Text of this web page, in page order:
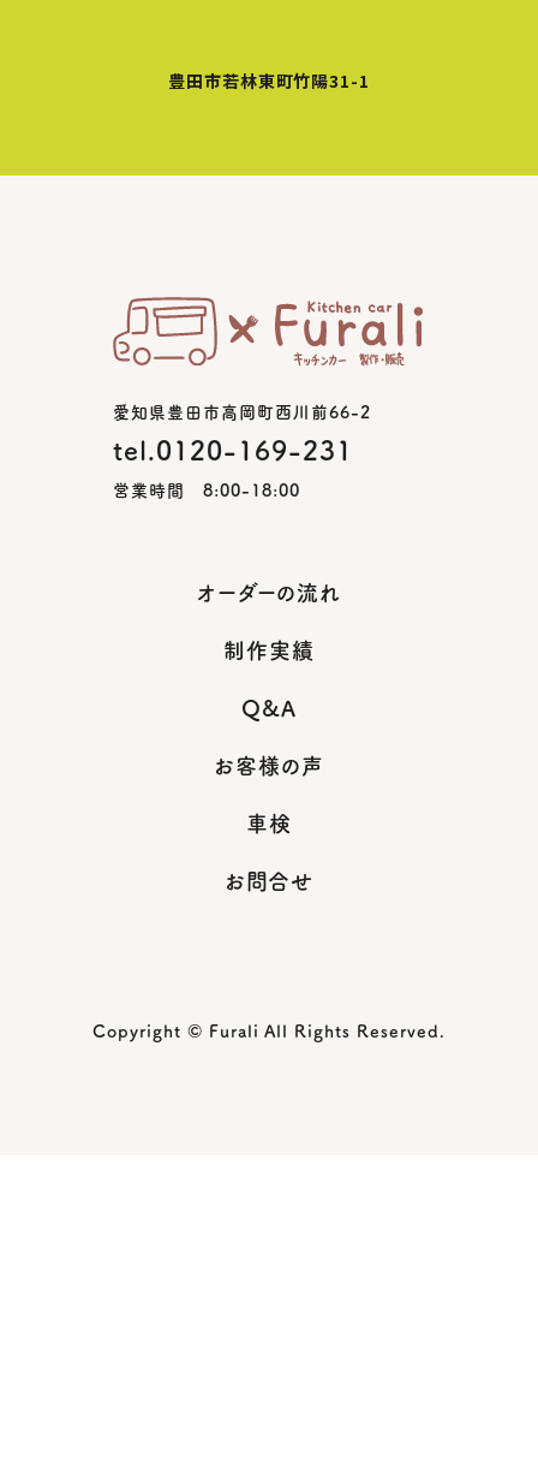
豊田市若林東町竹陽31-1
愛知県豊田市高岡町西川前66-2
tel.0120-169-231
営業時間 8:00-18:00
オーダーの流れ
制作実績
Q&A
お客様の声
車検
お問合せ
Copyright © Furali All Rights Reserved.